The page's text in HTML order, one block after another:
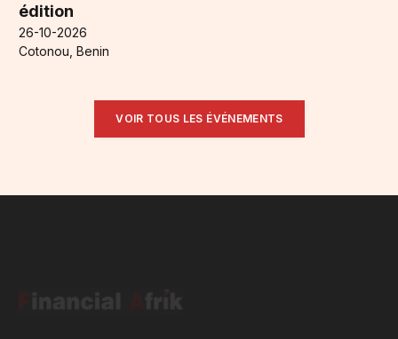
édition
26-10-2026
Cotonou, Benin
VOIR TOUS LES ÉVÉNEMENTS